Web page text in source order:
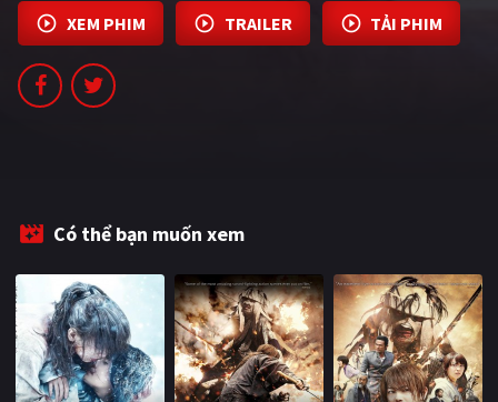
BLOG
XEM PHIM TRAILER TẢI PHIM
Có thể bạn muốn xem